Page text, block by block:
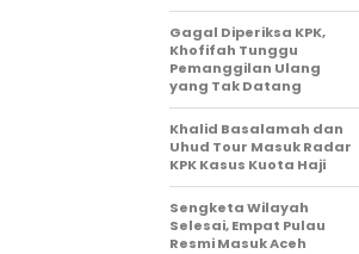
Gagal Diperiksa KPK,
Khofifah Tunggu
Pemanggilan Ulang
yang Tak Datang
Khalid Basalamah dan
Uhud Tour Masuk Radar
KPK Kasus Kuota Haji
Sengketa Wilayah
Selesai, Empat Pulau
Resmi Masuk Aceh